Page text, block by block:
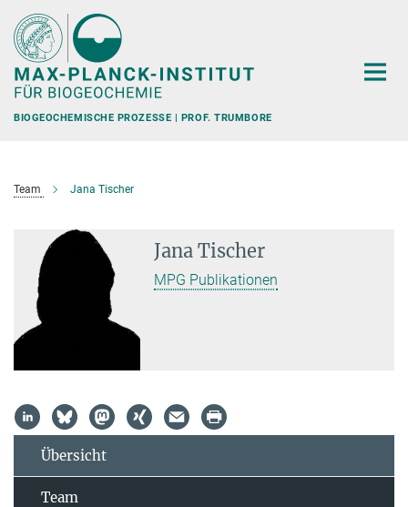
Hauptinhalt
BIOGEOCHEMISCHE PROZESSE | PROF. TRUMBORE
Team Jana Tischer
Jana Tischer
MPG Publikationen
Übersicht
Team